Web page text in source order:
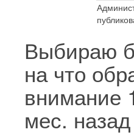
Выбираю
на что
внимание
мес. назад